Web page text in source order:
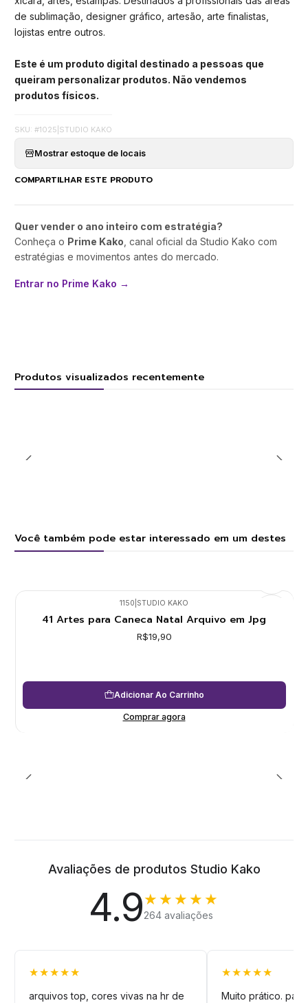
de sublimação, designer gráfico, artesão, arte finalistas,
lojistas entre outros.
Este é um produto digital destinado a pessoas que
queiram personalizar produtos. Não vendemos
produtos físicos.
SKU: #1025 STUDIO KAKO
Mostrar estoque de locais
COMPARTILHAR ESTE PRODUTO
Quer vender o ano inteiro com estratégia?
Conheça o Prime Kako , canal oficial da Studio Kako com
estratégias e movimentos antes do mercado.
Entrar no Prime Kako →
Produtos visualizados recentemente
Você também pode estar interessado em um destes
1150 STUDIO KAKO
41 Artes para Caneca Natal Arquivo em Jpg
R$19,90
Adicionar Ao Carrinho
Comprar agora
Avaliações de produtos Studio Kako
4.9★★★★★
264 avaliações
★★★★★
arquivos top, cores vivas na hr de
★★★★★
Muito prático.